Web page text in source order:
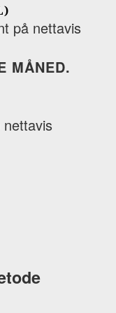
på nettavis
1 KR FOR FØRSTE MÅNED.